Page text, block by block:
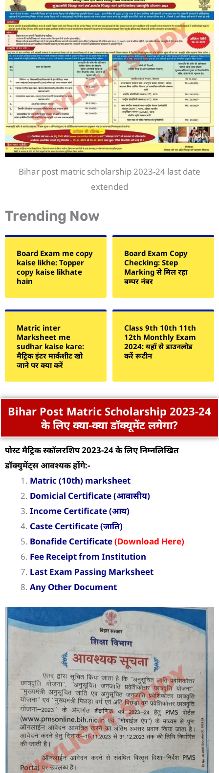
Bihar post matric scholarship 2023-24 last date
extended
Trending Now
Board Exam me copy
kaise likhe: Topper
copy kaise likhate
hain
Board Exam Copy
Checking: Step
Marking से मिल रहा
बम्पर नंबर
Matric inter
Marksheet me
sudhar kaise kare:
मैट्रिक इंटर मार्कशीट खो
जाने पर क्या करें
Class 9th 10th 11th
12th Monthly Exam
2024: यहाँ से डाउनलोड
करें रूटीन
Bihar Post Matric Scholarship 2023-24
के लिए क्या-क्या डॉक्यूमेंट लगेगा?
पोस्ट मैट्रिक स्कॉलरशिप 2023-24 के लिए निम्नलिखित
डॉक्युमेंट्स आवश्यक होंगे:-
Matric (10th) marksheet
Domicial Certificate (आवासीय)
Income Certificate (आय)
Caste Certificate (जाति)
Bonafide Certificate(Download Here)
Fee Receipt from Institution
Last Exam Passing Marksheet
Any Other Document